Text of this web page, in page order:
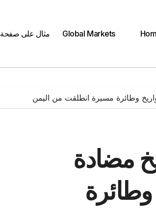
Global Markets مثال على صفحة
وطائرة مسيرة انطلقت من اليمن
مضادة